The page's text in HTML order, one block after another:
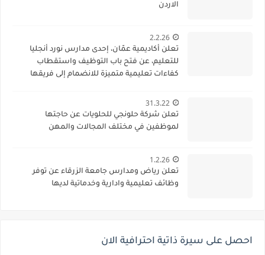
الاردن
2.2.26
تعلن أكاديمية عمّان، إحدى مدارس نورد أنجليا
للتعليم، عن فتح باب التوظيف واستقطاب
كفاءات تعليمية متميزة للانضمام إلى فريقها
31.3.22
تعلن شركة حلونجي للحلويات عن حاجتها
لموظفين في مختلف المجالات والمهن
1.2.26
تعلن رياض ومدارس جامعة الزرقاء عن توفر
وظائف تعليمية وادارية وخدماتية لديها
احصل على سيرة ذاتية احترافية الان